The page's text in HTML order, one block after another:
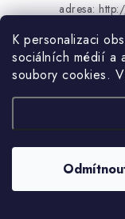
K personalizaci
sociálních médií a
soubory cookies.
adresa:
(EU) č.
2006/2004
nebo
zboží na
kontrolu